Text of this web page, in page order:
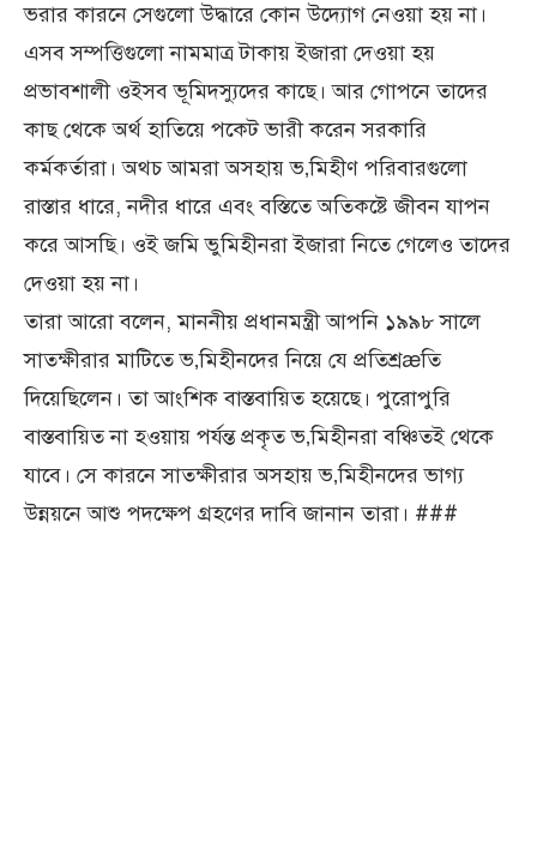
ভরার কারনে সেগুলো উদ্ধারে কোন উদ্যোগ নেওয়া হয় না।
এসব সম্পত্তিগুলো নামমাত্র টাকায় ইজারা দেওয়া হয়
প্রভাবশালী ওইসব ভূমিদস্যুদের কাছে। আর গোপনে তাদের
কাছ থেকে অর্থ হাতিয়ে পকেট ভারী করেন সরকারি
কর্মকর্তারা। অথচ আমরা অসহায় ভ‚মিহীণ পরিবারগুলো
রাস্তার ধারে, নদীর ধারে এবং বস্তিতে অতিকষ্টে জীবন যাপন
করে আসছি। ওই জমি ভুমিহীনরা ইজারা নিতে গেলেও তাদের
দেওয়া হয় না।
তারা আরো বলেন, মাননীয় প্রধানমন্ত্রী আপনি ১৯৯৮ সালে
সাতক্ষীরার মাটিতে ভ‚মিহীনদের নিয়ে যে প্রতিশ্রæতি
দিয়েছিলেন। তা আংশিক বাস্তবায়িত হয়েছে। পুরোপুরি
বাস্তবায়িত না হওয়ায় পর্যন্ত প্রকৃত ভ‚মিহীনরা বঞ্চিতই থেকে
যাবে। সে কারনে সাতক্ষীরার অসহায় ভ‚মিহীনদের ভাগ্য
উন্নয়নে আশু পদক্ষেপ গ্রহণের দাবি জানান তারা। ###